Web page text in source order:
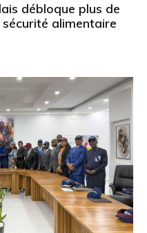
débloque plus de
alimentaire